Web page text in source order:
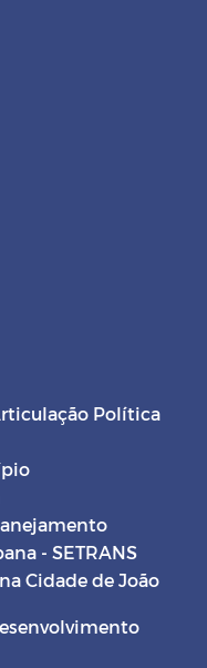
Política
- SETRANS
Cidade de João